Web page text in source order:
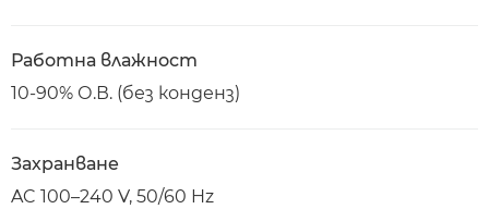
Работна влажност
10-90% О.В. (без конденз)
Захранване
AC 100–240 V, 50/60 Hz